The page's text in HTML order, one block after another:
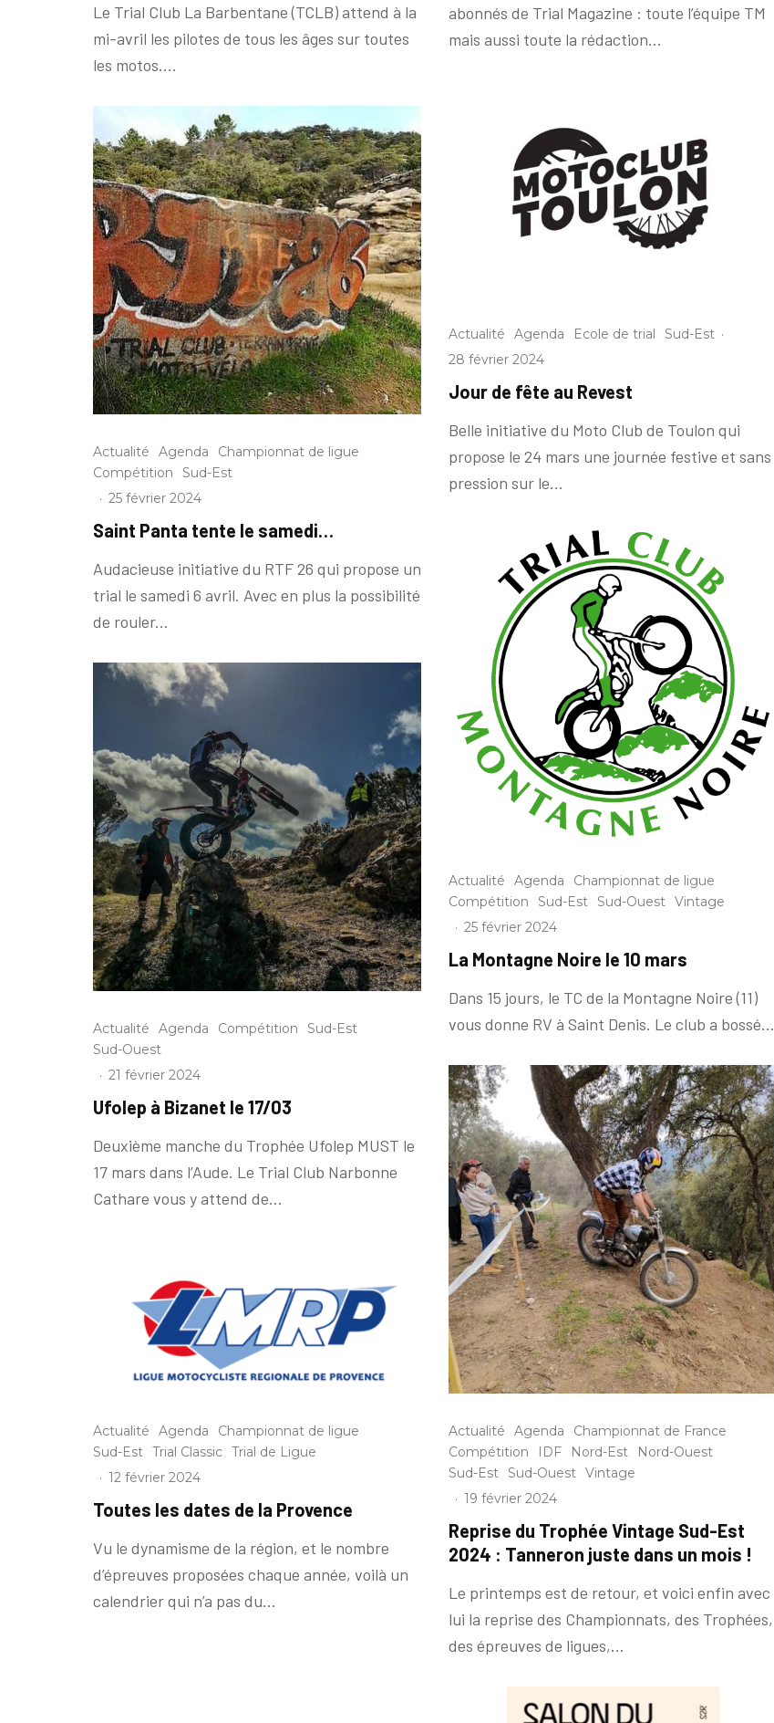
Le Trial Club La Barbentane (TCLB) attend à la
mi-avril les pilotes de tous les âges sur toutes
les motos....
Actualité Agenda
Championnat de ligue
Compétition
Sud-Est
· 25 février 2024
Saint Panta tente le samedi…
Audacieuse initiative du RTF 26 qui propose un
trial le samedi 6 avril. Avec en plus la possibilité
de rouler...
Actualité Agenda Compétition
Sud-Est
Sud-Ouest
· 21 février 2024
Ufolep à Bizanet le 17/03
Deuxième manche du Trophée Ufolep MUST le
17 mars dans l’Aude. Le Trial Club Narbonne
Cathare vous y attend de...
Actualité Agenda
Championnat de ligue
Sud-Est Trial Classic Trial de Ligue
· 12 février 2024
Toutes les dates de la Provence
Vu le dynamisme de la région, et le nombre
d’épreuves proposées chaque année, voilà un
calendrier qui n’a pas du...
abonnés de Trial Magazine : toute l’équipe TM
mais aussi toute la rédaction...
Actualité Agenda Ecole de trial Sud-Est ·
28 février 2024
Jour de fête au Revest
Belle initiative du Moto Club de Toulon qui
propose le 24 mars une journée festive et sans
pression sur le...
Actualité Agenda
Championnat de ligue
Compétition
Sud-Est Sud-Ouest Vintage
· 25 février 2024
La Montagne Noire le 10 mars
Dans 15 jours, le TC de la Montagne Noire (11)
vous donne RV à Saint Denis. Le club a bossé...
Actualité Agenda
Championnat de France
Compétition
IDF Nord-Est
Nord-Ouest
Sud-Est
Sud-Ouest Vintage
· 19 février 2024
Reprise du Trophée Vintage Sud-Est
2024 : Tanneron juste dans un mois !
Le printemps est de retour, et voici enfin avec
lui la reprise des Championnats, des Trophées,
des épreuves de ligues,...